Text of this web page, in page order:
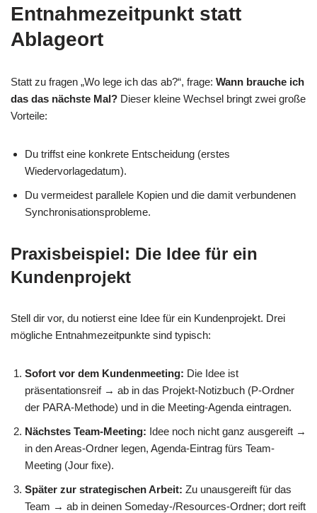
Entnahmezeitpunkt statt
Ablageort
Statt zu fragen „Wo lege ich das ab?“, frage: Wann brauche ich
das das nächste Mal? Dieser kleine Wechsel bringt zwei große
Vorteile:
Du triffst eine konkrete Entscheidung (erstes
Wiedervorlagedatum).
Du vermeidest parallele Kopien und die damit verbundenen
Synchronisationsprobleme.
Praxisbeispiel: Die Idee für ein
Kundenprojekt
Stell dir vor, du notierst eine Idee für ein Kundenprojekt. Drei
mögliche Entnahmezeitpunkte sind typisch:
Sofort vor dem Kundenmeeting: Die Idee ist
präsentationsreif → ab in das Projekt-Notizbuch (P-Ordner
der PARA-Methode) und in die Meeting-Agenda eintragen.
Nächstes Team-Meeting: Idee noch nicht ganz ausgereift →
in den Areas-Ordner legen, Agenda-Eintrag fürs Team-
Meeting (Jour fixe).
Später zur strategischen Arbeit: Zu unausgereift für das
Team → ab in deinen Someday-/Resources-Ordner; dort reift